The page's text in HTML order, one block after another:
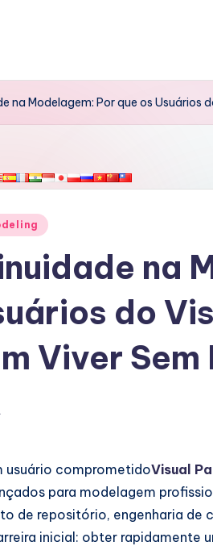
na Modelagem: Por que os Usuários
na
do
Viver
usuário comprometidoVisual
para modelagem
de repositório, engenharia de
inicial: obter rapidamente